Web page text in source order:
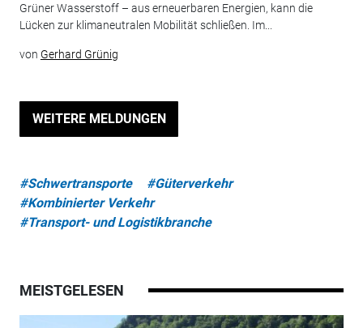
Grüner Wasserstoff – aus erneuerbaren Energien, kann die
Lücken zur klimaneutralen Mobilität schließen. Im...
von Gerhard Grünig
WEITERE MELDUNGEN
#Schwertransporte
#Güterverkehr
#Kombinierter Verkehr
#Transport- und Logistikbranche
MEISTGELESEN